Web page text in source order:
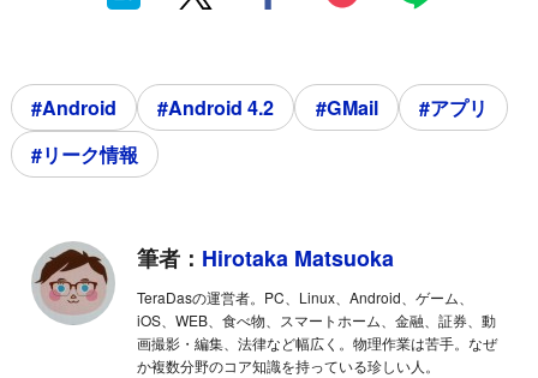
#Android #Android 4.2 #GMail
#アプリ
#リーク情報
筆者： Hirotaka Matsuoka
TeraDasの運営者。PC、Linux、Android、ゲーム、
iOS、WEB、食べ物、スマートホーム、金融、証券、動
画撮影・編集、法律など幅広く。物理作業は苦手。なぜ
か複数分野のコア知識を持っている珍しい人。